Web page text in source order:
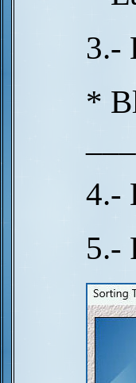
3.-
*
4.-
5.-